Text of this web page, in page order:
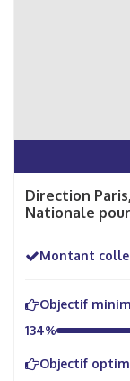
Direction
Nationale pour
Montant
Objectif
134%
Objectif